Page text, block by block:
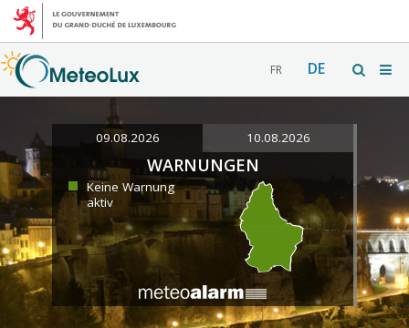
FR DE
09.08.2026 10.08.2026
WARNUNGEN
Keine Warnung
aktiv